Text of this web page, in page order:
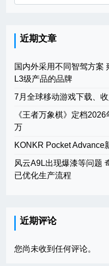
近期文章
国内外采用不同智驾方案
L3级产品的品牌
7月全球移动游戏下载、
《王者万象棋》定档
万
KONKR Pocket Advance
风云A9L出现爆漆等问题
已优化生产流程
近期评论
您尚未收到任何评论。